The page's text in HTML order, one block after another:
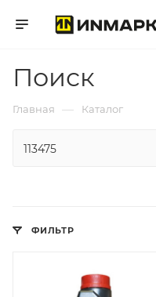
Поиск
Главная — Каталог
ФИЛЬТР